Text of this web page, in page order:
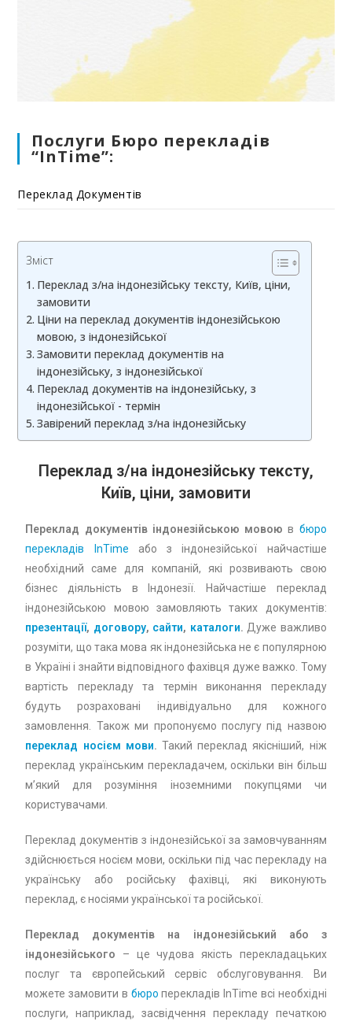
Послуги Бюро перекладів
“InTime”:
Переклад Документів
Зміст
Переклад з/на індонезійську тексту, Київ, ціни,
замовити
Ціни на переклад документів індонезійською
мовою, з індонезійської
Замовити переклад документів на
індонезійську, з індонезійської
Переклад документів на індонезійську, з
індонезійської - термін
Завірений переклад з/на індонезійську
Переклад з/на індонезійську тексту,
Київ, ціни, замовити
Переклад документів індонезійською мовою в бюро
перекладів InTime або з індонезійської найчастіше
необхідний саме для компаній, які розвивають свою
бізнес діяльність в Індонезії. Найчастіше переклад
індонезійською мовою замовляють таких документів:
презентації, договору, сайти, каталоги. Дуже важливо
розуміти, що така мова як індонезійська не є популярною
в Україні і знайти відповідного фахівця дуже важко. Тому
вартість перекладу та термін виконання перекладу
будуть розраховані індивідуально для кожного
замовлення. Також ми пропонуємо послугу під назвою
переклад носієм мови.Такий переклад якісніший, ніж
переклад українським перекладачем, оскільки він більш
м’який для розуміння іноземними покупцями чи
користувачами.
Переклад документів з індонезійської за замовчуванням
здійснюється носієм мови, оскільки під час перекладу на
українську або російську фахівці, які виконують
переклад, є носіями української та російської.
Переклад документів на індонезійський або з
індонезійського – це чудова якість перекладацьких
послуг та європейський сервіс обслуговування. Ви
можете замовити в бюро перекладів InTime всі необхідні
послуги, наприклад, засвідчення перекладу печаткою